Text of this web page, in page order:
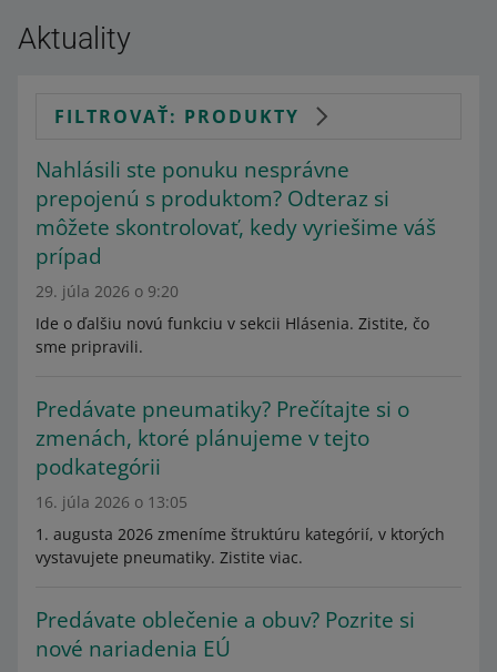
Aktuality
FILTROVAŤ: PRODUKTY
Nahlásili ste ponuku nesprávne
prepojenú s produktom? Odteraz si
môžete skontrolovať, kedy vyriešime váš
prípad
29. júla 2026 o 9:20
Ide o ďalšiu novú funkciu v sekcii Hlásenia. Zistite, čo
sme pripravili.
Predávate pneumatiky? Prečítajte si o
zmenách, ktoré plánujeme v tejto
podkategórii
16. júla 2026 o 13:05
1. augusta 2026 zmeníme štruktúru kategórií, v ktorých
vystavujete pneumatiky. Zistite viac.
Predávate oblečenie a obuv? Pozrite si
nové nariadenia EÚ